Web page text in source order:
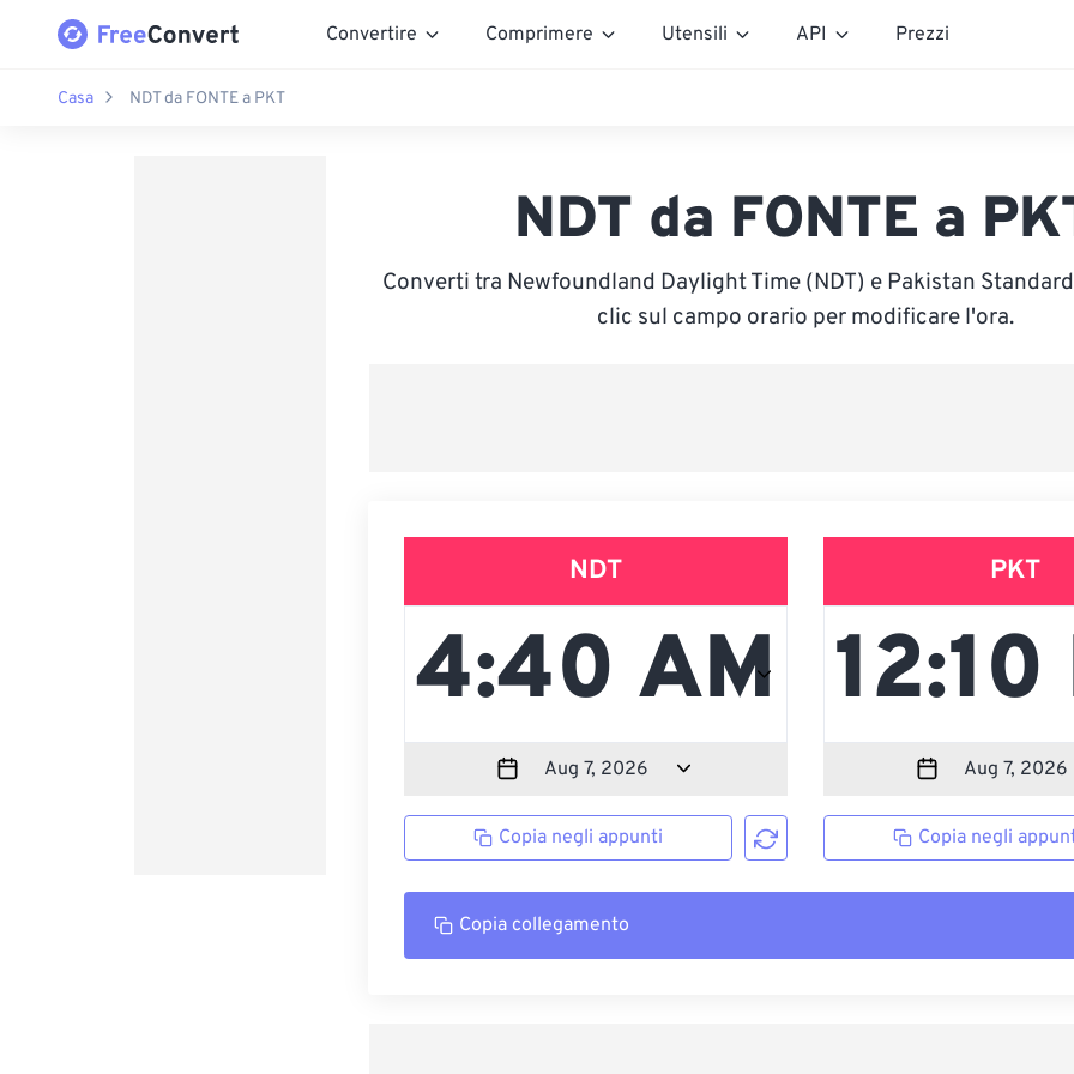
Convertire Comprimere Utensili API Prezzi
Casa NDT da FONTE a PKT
NDT da FONTE a
Converti tra Newfoundland Daylight Time (NDT) e Pakistan Standard
clic sul campo orario per modificare l'ora.
NDT
Copia negli appunti
PKT
Copia negli
Copia collegamento